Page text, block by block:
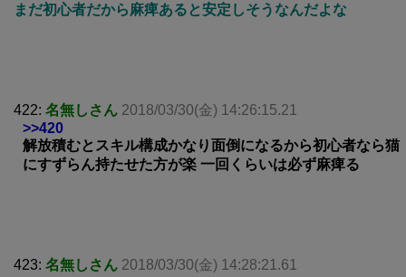
まだ初心者だから麻痺あると安定しそうなんだよな
422: 名無しさん 2018/03/30(金) 14:26:15.21
>>420
解放積むとスキル構成かなり面倒になるから初心者なら猫
にすずらん持たせた方が楽 一回くらいは必ず麻痺る
423: 名無しさん 2018/03/30(金) 14:28:21.61